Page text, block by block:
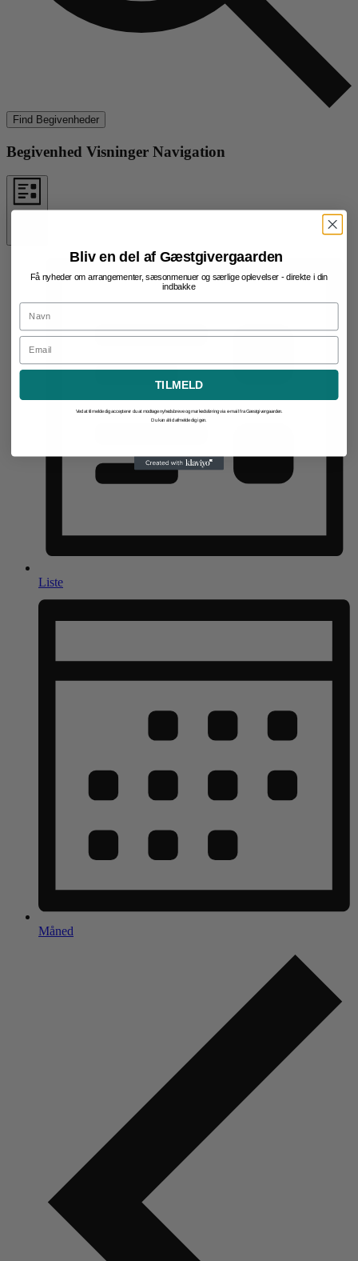
Find Begivenheder
Begivenhed Visninger Navigation
Liste
Måned
Bliv en del af Gæstgivergaarden
Få nyheder om arrangementer, sæsonmenuer og særlige oplevelser - direkte i din
indbakke
Navn
Email
TILMELD
Ved at tilmelde dig accepterer du at modtage nyhedsbreve og markedsføring via e-mail fra Gæstgivergaarden.
Du kan altid afmelde dig igen.